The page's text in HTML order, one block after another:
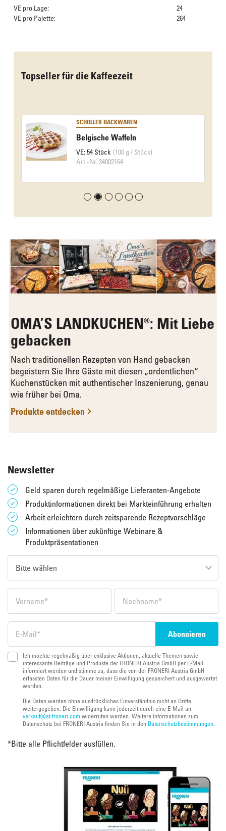
VE pro Lage:
24
VE pro Palette:
264
Topseller für die Kaffeezeit
SCHÖLLER BACKWAREN
Belgische Waffeln
VE: 54 Stück (100 g / Stück)
Art.-Nr. 34002164
OMA’S LANDKUCHEN®: Mit Liebe
gebacken
Nach traditionellen Rezepten von Hand gebacken
begeistern Sie Ihre Gäste mit diesen „ordentlichen“
Kuchenstücken mit authentischer Inszenierung, genau
wie früher bei Oma.
Produkte entdecken
Newsletter
Geld sparen durch regelmäßige Lieferanten-Angebote
Produktinformationen direkt bei Markteinführung erhalten
Arbeit erleichtern durch zeitsparende Rezeptvorschläge
Informationen über zukünftige Webinare &
Produktpräsentationen
Ich möchte regelmäßig über exklusive Aktionen, aktuelle Themen sowie
interessante Beiträge und Produkte der FRONERI Austria GmbH per E-Mail
informiert werden und stimme zu, dass die von der FRONERI Austria GmbH
erfassten Daten für die Dauer meiner Einwilligung gespeichert und ausgewertet
werden.
Die Daten werden ohne ausdrückliches Einverständnis nicht an Dritte
weitergegeben. Die Einwilligung kann jederzeit durch eine E-Mail an
verkauf@at.froneri.com widerrufen werden. Weitere Informationen zum
Datenschutz bei FRONERI Austria finden Sie in den Datenschutzbestimmungen.
*Bitte alle Pflichtfelder ausfüllen.